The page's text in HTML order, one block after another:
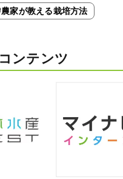
家が教える栽培方法
ンテンツ